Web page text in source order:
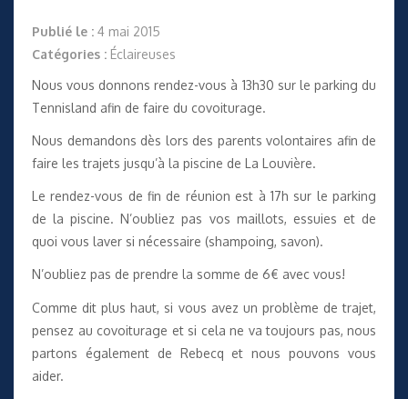
Publié le : 4 mai 2015
Catégories : Éclaireuses
Nous vous donnons rendez-vous à 13h30 sur le parking du
Tennisland afin de faire du covoiturage.
Nous demandons dès lors des parents volontaires afin de
faire les trajets jusqu’à la piscine de La Louvière.
Le rendez-vous de fin de réunion est à 17h sur le parking
de la piscine. N’oubliez pas vos maillots, essuies et de
quoi vous laver si nécessaire (shampoing, savon).
N’oubliez pas de prendre la somme de 6€ avec vous!
Comme dit plus haut, si vous avez un problème de trajet,
pensez au covoiturage et si cela ne va toujours pas, nous
partons également de Rebecq et nous pouvons vous
aider.